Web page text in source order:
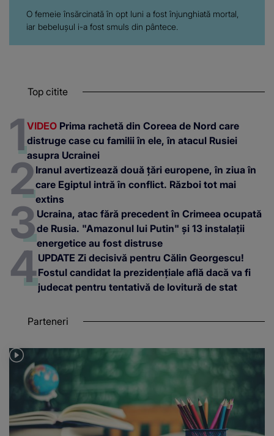
O femeie însărcinată în opt luni a fost înjunghiată mortal,
iar bebelușul i-a fost smuls din pântece.
Top citite
VIDEO Prima rachetă din Coreea de Nord care
distruge case cu familii în ele, în atacul Rusiei
asupra Ucrainei
Iranul avertizează două țări europene, în ziua în
care Egiptul intră în conflict. Război tot mai
extins
Ucraina, atac fără precedent în Crimeea ocupată
de Rusia. "Amazonul lui Putin" și 13 instalații
energetice au fost distruse
UPDATE Zi decisivă pentru Călin Georgescu!
Fostul candidat la prezidențiale află dacă va fi
judecat pentru tentativă de lovitură de stat
Parteneri